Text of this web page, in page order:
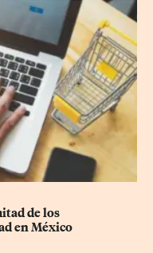
de los
en México